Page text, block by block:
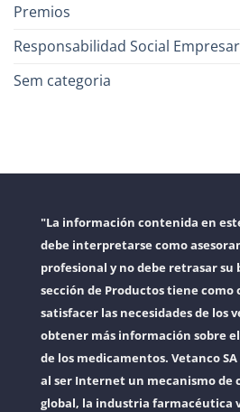
Premios
Responsabilidad Social
Sem categoria
"La información contenida en
debe interpretarse como
profesional y no debe retrasar su
sección de Productos tiene como
satisfacer las necesidades de los
obtener más información sobre
de los medicamentos. Vetanco
al ser Internet un mecanismo de
global, la industria farmacéutica